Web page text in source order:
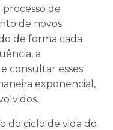
de
de novos
de forma cada
a
consultar esses
exponencial,
do ciclo de vida do